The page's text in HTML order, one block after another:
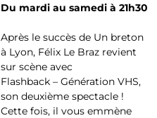
Du mardi au samedi à 21h30
Après le succès de Un breton
à Lyon, Félix Le Braz revient
sur scène avec
Flashback – Génération VHS,
son deuxième spectacle !
Cette fois, il vous emmène